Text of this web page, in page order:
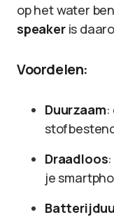
op het water
speakeris
Voordelen:
Duurzaam
Draadloos
je